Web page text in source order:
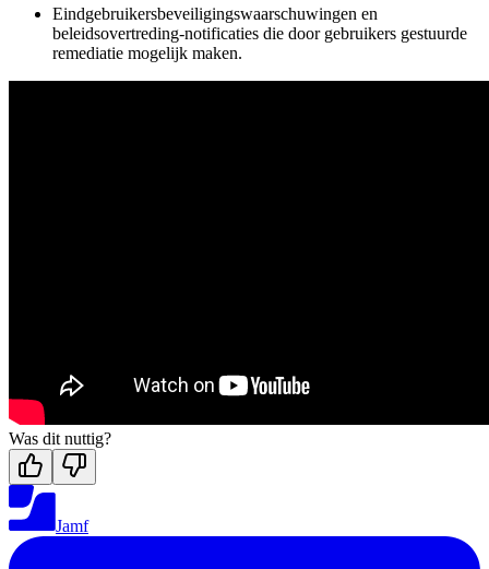
Eindgebruikersbeveiligingswaarschuwingen en
beleidsovertreding-notificaties die door gebruikers gestuurde
remediatie mogelijk maken.
Was dit nuttig?
Jamf